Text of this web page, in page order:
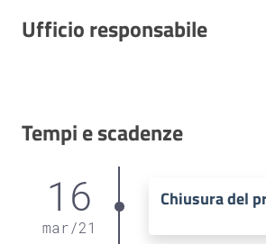
Ufficio responsabile
Tempi e scadenze
16
mar/21
Chiusura del